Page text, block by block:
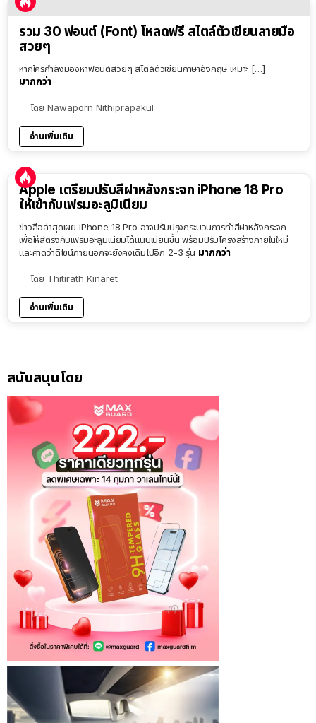
รวม 30 ฟอนต์ (Font) โหลดฟรี สไตล์ตัวเขียนลายมือ
สวยๆ
หากใครกำลังมองหาฟอนต์สวยๆ สไตล์ตัวเขียนภาษาอังกฤษ เหมาะ […]
มากกว่า
โดย Nawaporn Nithiprapakul
อ่านเพิ่มเติม
Apple เตรียมปรับสีฝาหลังกระจก iPhone 18 Pro
ให้เข้ากับเฟรมอะลูมิเนียม
ข่าวลือล่าสุดเผย iPhone 18 Pro อาจปรับปรุงกระบวนการทำสีฝาหลังกระจก
เพื่อให้สีตรงกับเฟรมอะลูมิเนียมได้แนบเนียนขึ้น พร้อมปรับโครงสร้างภายในใหม่
และคาดว่าดีไซน์ภายนอกจะยังคงเดิมไปอีก 2-3 รุ่น มากกว่า
โดย Thitirath Kinaret
อ่านเพิ่มเติม
สนับสนุนโดย